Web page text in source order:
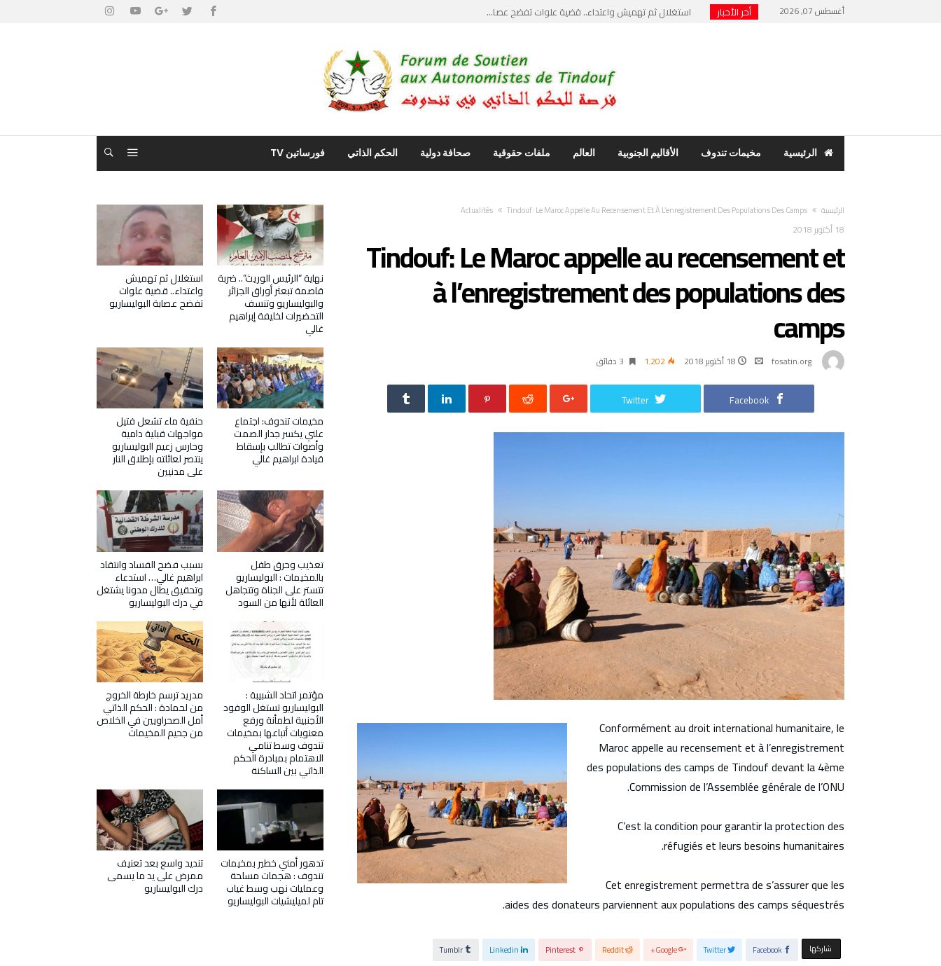
أغسطس 07, 2026 أخر الأخبار
استغلال ثم تهميش واعتداء.. قضية علوات تفضح عصا...
حنفية ماء تشعل فتيل مواجهات قبلية دامية وحارس ...
مخيمات تندوف: اجتماع علني يكسر جدار الصمت وأصو...
بسبب فضح الفساد وانتقاد ابراهيم غالي… استدعاء ...
الرئيسية مخيمات تندوف الأقاليم الجنوبية العالم ملفات حقوقية صحافة دولية الحكم الذاتي فورساتين TV
‫الرئيسية‬ Actualités Tindouf: Le Maroc Appelle Au Recensement Et À L’enregistrement Des Populations Des Camps
18 أكتوبر 2018
Tindouf: Le Maroc appelle au recensement et
à l’enregistrement des populations des
camps
fosatin.org 18 أكتوبر 2018 1٬202 3 ‫دقائق‬
Facebook
Twitter
Conformément au droit international humanitaire, le
Maroc appelle au recensement et à l’enregistrement
des populations des camps de Tindouf devant la 4ème
Commission de l’Assemblée générale de l’ONU.
C’est la condition pour garantir la protection des
réfugiés et leurs besoins humanitaires.
Cet enregistrement permettra de s’assurer que les
aides des donateurs parviennent aux populations des camps séquestrés.
‫‫ شاركها‬ Facebook
Twitter
Google+
Reddit
Pinterest
Linkedin
Tumblr
استغلال ثم تهميش
واعتداء.. قضية علوات
تفضح عصابة البوليساريو
نهاية “الرئيس الوريث”.. ضربة
قاصمة تبعثر أوراق الجزائر
والبوليساريو وتنسف
التحضيرات لخليفة إبراهيم
غالي
حنفية ماء تشعل فتيل
مواجهات قبلية دامية
وحارس زعيم البوليساريو
ينتصر لعائلته بإطلاق النار
على مدنيين
مخيمات تندوف: اجتماع
علني يكسر جدار الصمت
وأصوات تطالب بإسقاط
قيادة ابراهيم غالي
بسبب فضح الفساد وانتقاد
ابراهيم غالي… استدعاء
وتحقيق يطال مدونا يشتغل
في درك البوليساريو
تعذيب وحرق طفل
بالمخيمات : البوليساريو
تتستر على الجناة وتتجاهل
العائلة لأنها من السود
مدريد ترسم خارطة الخروج
من لحمادة : الحكم الذاتي
أمل الصحراويين في الخلاص
من جحيم المخيمات
مؤتمر اتحاد الشبيبة :
البوليساريو تستغل الوفود
الأجنبية لطمأنة ورفع
معنويات أتباعها بمخيمات
تندوف وسط تنامي
الاهتمام بمبادرة الحكم
الذاتي بين الساكنة
تنديد واسع بعد تعنيف
ممرض على يد ما يسمى
درك البوليساريو
تدهور أمني خطير بمخيمات
تندوف : هجمات مسلحة
وعمليات نهب وسط غياب
تام لميليشيات البوليساريو